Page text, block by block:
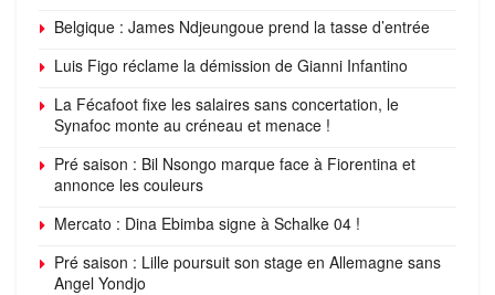
Belgique : James Ndjeungoue prend la tasse d’entrée
Luis Figo réclame la démission de Gianni Infantino
La Fécafoot fixe les salaires sans concertation, le
Synafoc monte au créneau et menace !
Pré saison : Bil Nsongo marque face à Fiorentina et
annonce les couleurs
Mercato : Dina Ebimba signe à Schalke 04 !
Pré saison : Lille poursuit son stage en Allemagne sans
Angel Yondjo